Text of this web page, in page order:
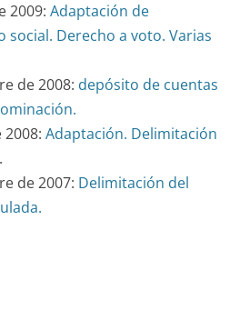
2009: Adaptación de
social. Derecho a voto. Varias
de 2008: depósito de cuentas
2008: Adaptación. Delimitación
.
de 2007: Delimitación del